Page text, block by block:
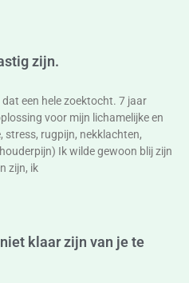
zijn.
een hele zoektocht. 7 jaar
voor mijn lichamelijke en
stress, rugpijn, nekklachten,
Ik wilde gewoon blij zijn
zijn, ik
klaar zijn van je te